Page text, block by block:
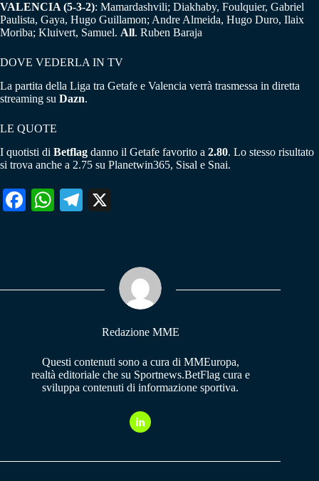
VALENCIA (5-3-2): Mamardashvili; Diakhaby, Foulquier, Gabriel
Paulista, Gaya, Hugo Guillamon; Andre Almeida, Hugo Duro, Ilaix
Moriba; Kluivert, Samuel. All. Ruben Baraja
DOVE VEDERLA IN TV
La partita della Liga tra Getafe e Valencia verrà trasmessa in diretta
streaming su Dazn.
LE QUOTE
I quotisti di Betflag danno il Getafe favorito a 2.80. Lo stesso risultato
si trova anche a 2.75 su Planetwin365, Sisal e Snai.
Fa W
pp
Te
m
Redazione MME
Questi contenuti sono a cura di MMEuropa,
realtà editoriale che su Sportnews.BetFlag cura e
sviluppa contenuti di informazione sportiva.